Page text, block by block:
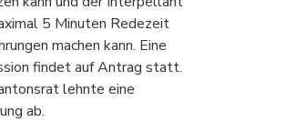
5 Minuten Redezeit
machen kann. Eine
findet auf Antrag statt.
lehnte eine
ab.